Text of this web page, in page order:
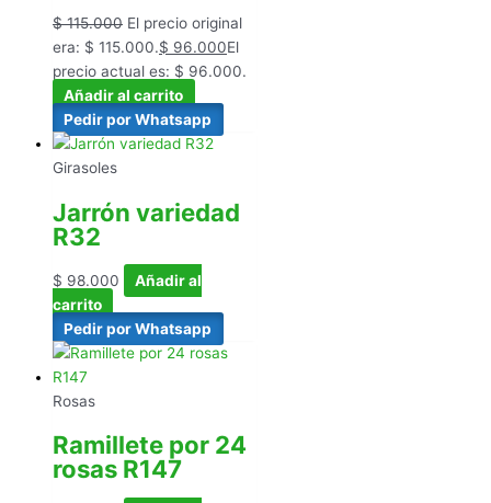
$115.000 El precio original
era: $ 115.000.$ 96.000El
precio actual es: $ 96.000.
Añadir al carrito
Pedir por Whatsapp
Girasoles
Jarrón variedad
R32
$ 98.000
Añadir al
carrito
Pedir por Whatsapp
Rosas
Ramillete por 24
rosas R147